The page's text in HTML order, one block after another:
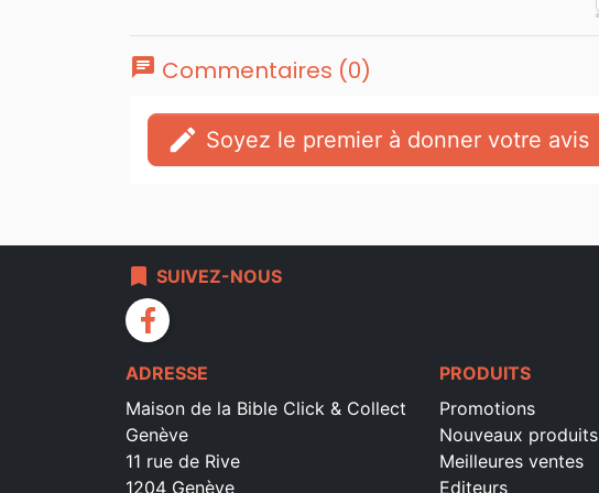
chat Commentaires (0)
edit Soyez le premier à donner votre avis
bookmark SUIVEZ-NOUS
facebook
ADRESSE
Maison de la Bible Click & Collect
Genève
11 rue de Rive
1204 Genève
PRODUITS
Promotions
Nouveaux produits
Meilleures ventes
Editeurs